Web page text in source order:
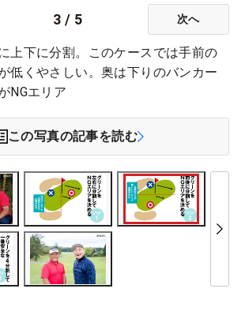
3 / 5 次へ
上下に分割。このケースでは手前の
低くやさしい。奥は下りのバンカー
NGエリア
この写真の記事を読む